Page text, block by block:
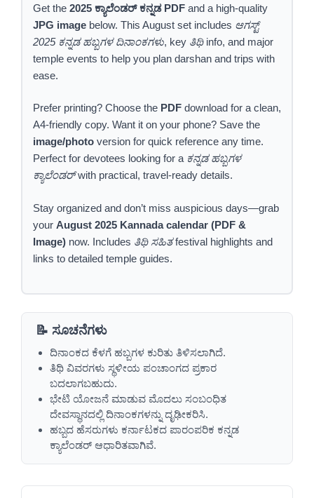
Get the 2025 ಕ್ಯಾಲೆಂಡರ್ ಕನ್ನಡ PDF and a high-quality
JPG image below. This August set includes ಆಗಸ್ಟ್
2025 ಕನ್ನಡ ಹಬ್ಬಗಳ ದಿನಾಂಕಗಳು, key ತಿಥಿinfo, and major
temple events to help you plan darshan and trips with
ease.
Prefer printing? Choose the PDF download for a clean,
A4-friendly copy. Want it on your phone? Save the
image/photo version for quick reference any time.
Perfect for devotees looking for a ಕನ್ನಡ ಹಬ್ಬಗಳ
ಕ್ಯಾಲೆಂಡರ್with practical, travel-ready details.
Stay organized and don’t miss auspicious days—grab
your August 2025 Kannada calendar (PDF &
Image) now. Includes ತಿಥಿ ಸಹಿತfestival highlights and
links to detailed temple guides.
📝 ಸೂಚನೆಗಳು
ದಿನಾಂಕದ ಕೆಳಗೆ ಹಬ್ಬಗಳ ಕುರಿತು ತಿಳಿಸಲಾಗಿದೆ.
ತಿಥಿ ವಿವರಗಳು ಸ್ಥಳೀಯ ಪಂಚಾಂಗದ ಪ್ರಕಾರ
ಬದಲಾಗಬಹುದು.
ಭೇಟಿ ಯೋಜನೆ ಮಾಡುವ ಮೊದಲು ಸಂಬಂಧಿತ
ದೇವಸ್ಥಾನದಲ್ಲಿ ದಿನಾಂಕಗಳನ್ನು ದೃಢೀಕರಿಸಿ.
ಹಬ್ಬದ ಹೆಸರುಗಳು ಕರ್ನಾಟಕದ ಪಾರಂಪರಿಕ ಕನ್ನಡ
ಕ್ಯಾಲೆಂಡರ್ ಆಧಾರಿತವಾಗಿವೆ.